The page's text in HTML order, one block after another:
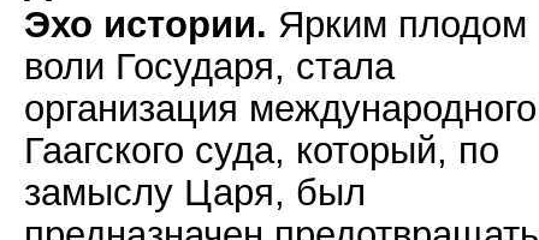
Эхо истории. Ярким плодом
воли Государя, стала
организация международного
Гаагского суда, который, по
замыслу Царя, был